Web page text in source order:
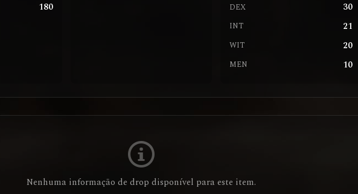
180 DEX 30
INT 21
WIT 20
MEN 10
Nenhuma informação de drop disponível para este item.